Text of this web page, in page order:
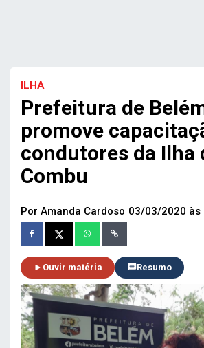
ILHA
Prefeitura de
promove
condutores da Ilha
Combu
Por Amanda Cardoso 03/03/2020 às
Ouvir matéria Resumo